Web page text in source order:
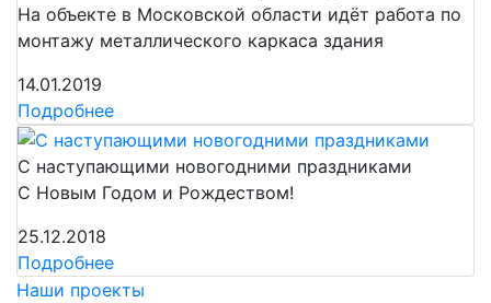
На объекте в Московской области идёт работа по
монтажу металлического каркаса здания
14.01.2019
Подробнее
С наступающими новогодними праздниками
С Новым Годом и Рождеством!
25.12.2018
Подробнее
Наши проекты